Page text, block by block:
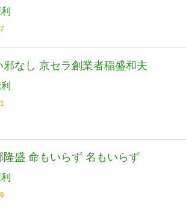
邪なし 京セラ創業者稲盛和夫
隆盛 命もいらず 名もいらず